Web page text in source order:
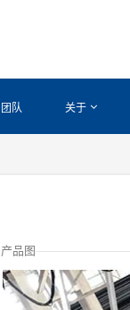
团队 关于
产品图